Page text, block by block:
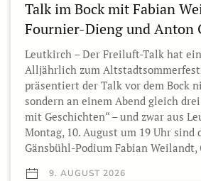
Talk im Bock mit Fabian
Fournier-Dieng und Anton
Leutkirch – Der Freiluft-Talk hat
Alljährlich zum
präsentiert der Talk vor dem Bock
sondern an einem Abend gleich drei
mit Geschichten“ – und zwar aus
Montag, 10. August um 19 Uhr sind
Gänsbühl-Podium Fabian
9. AUGUST 2026